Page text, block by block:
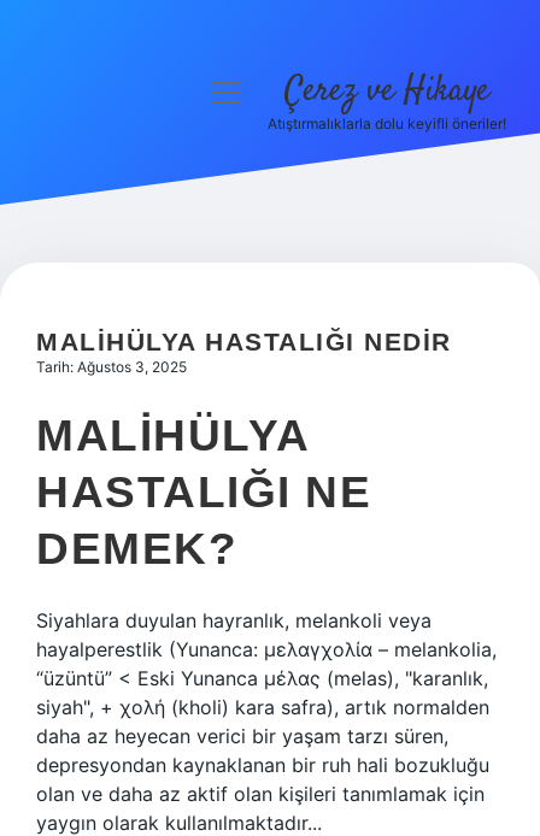
Hakkımızda
menüyü Çerez ve Hikaye
Atıştırmalıklarla dolu keyifli öneriler!
MALIHÜLYA HASTALIĞI NEDIR
Tarih: Ağustos 3, 2025
MALIHÜLYA
HASTALIĞI NE
DEMEK?
Siyahlara duyulan hayranlık, melankoli veya
hayalperestlik (Yunanca: μελαγχολία – melankolia,
“üzüntü” < Eski Yunanca μέλας (melas), "karanlık,
siyah", + χολή (kholi) kara safra), artık normalden
daha az heyecan verici bir yaşam tarzı süren,
depresyondan kaynaklanan bir ruh hali bozukluğu
olan ve daha az aktif olan kişileri tanımlamak için
yaygın olarak kullanılmaktadır...